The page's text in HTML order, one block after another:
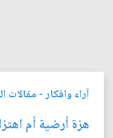
آراء وافكار-مقالات
هزة أرضية أم